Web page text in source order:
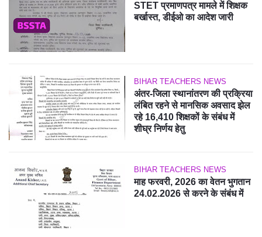
STET प्रमाणपत्र मामले में शिक्षक
बर्खास्त, डीईओ का आदेश जारी
BIHAR TEACHERS NEWS
अंतर-जिला स्थानांतरण की प्रक्रिया
लंबित रहने से मानसिक अवसाद झेल
रहे 16,410 शिक्षकों के संबंध में
शीघ्र निर्णय हेतु
BIHAR TEACHERS NEWS
माह फरवरी, 2026 का वेतन भुगतान
24.02.2026 से करने के संबंध में